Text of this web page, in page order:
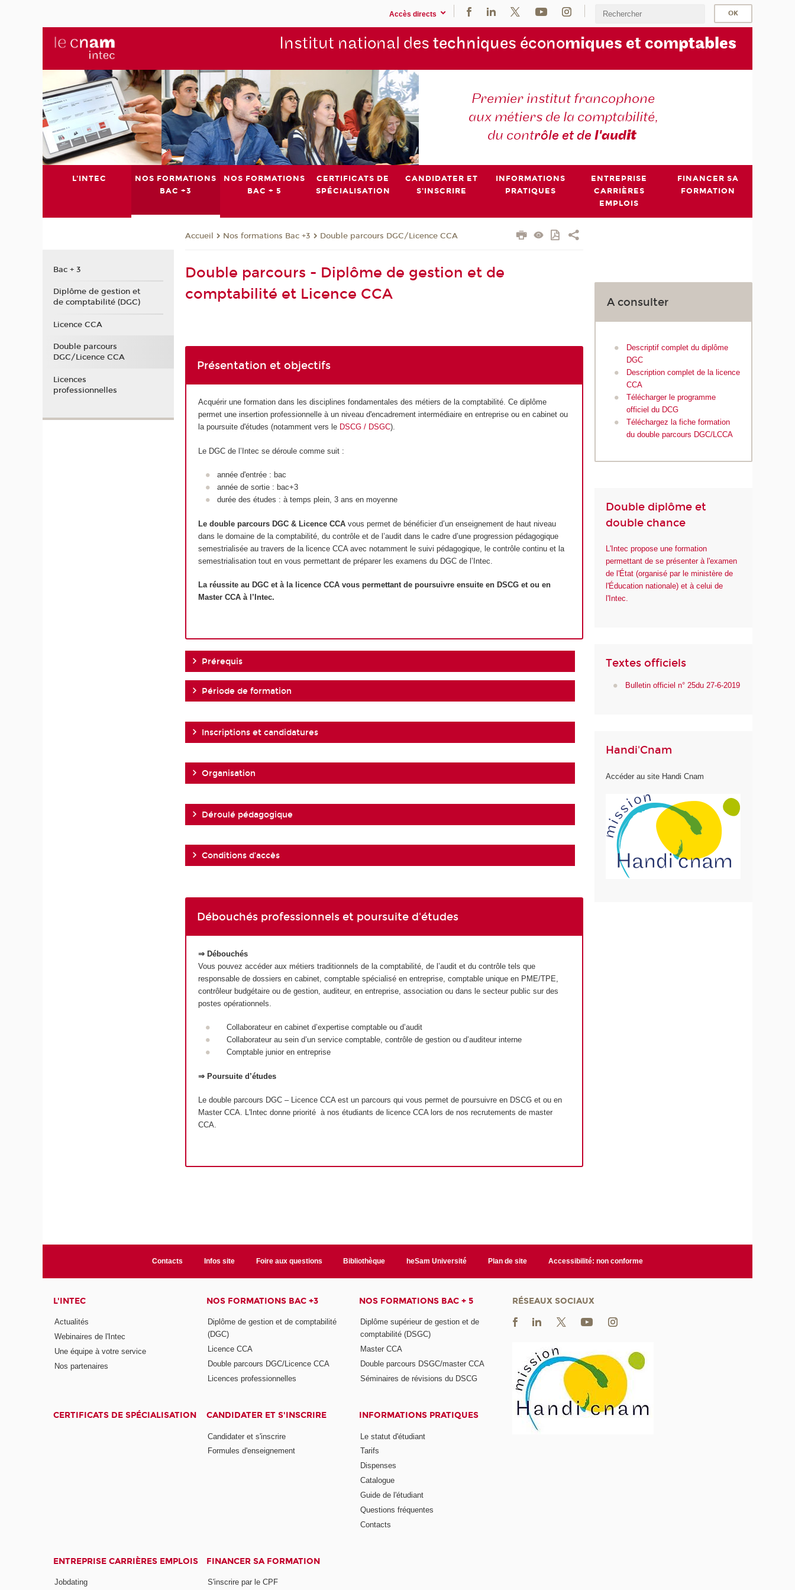
Accès directs
Institut national des techniques économiques et comptables
Premier institut francophone
aux métiers de la comptabilité,
du contrôle et del'audit
L'INTEC
NOS FORMATIONS
BAC +3
NOS FORMATIONS
BAC + 5
CERTIFICATS DE
SPÉCIALISATION
CANDIDATER ET
S'INSCRIRE
INFORMATIONS
PRATIQUES
ENTREPRISE
CARRIÈRES
EMPLOIS
FINANCER SA
FORMATION
Accueil Nos formations Bac +3 Double parcours DGC/Licence CCA
Double parcours - Diplôme de gestion et de
comptabilité et Licence CCA
Présentation et objectifs
Acquérir une formation dans les disciplines fondamentales des métiers de la comptabilité. Ce diplôme
permet une insertion professionnelle à un niveau d'encadrement intermédiaire en entreprise ou en cabinet ou
la poursuite d'études (notamment vers le DSCG / DSGC).
Le DGC de l’Intec se déroule comme suit :
année d'entrée : bac
année de sortie : bac+3
durée des études : à temps plein, 3 ans en moyenne
Le double parcours DGC & Licence CCA vous permet de bénéficier d’un enseignement de haut niveau
dans le domaine de la comptabilité, du contrôle et de l’audit dans le cadre d’une progression pédagogique
semestrialisée au travers de la licence CCA avec notamment le suivi pédagogique, le contrôle continu et la
semestrialisation tout en vous permettant de préparer les examens du DGC de l’Intec.
La réussite au DGC et à la licence CCA vous permettant de poursuivre ensuite en DSCG et ou en
Master CCA à l’Intec.
Prérequis
Période de formation
Inscriptions et candidatures
Organisation
Déroulé pédagogique
Conditions d’accès
Débouchés professionnels et poursuite d'études
⇒ Débouchés
Vous pouvez accéder aux métiers traditionnels de la comptabilité, de l’audit et du contrôle tels que
responsable de dossiers en cabinet, comptable spécialisé en entreprise, comptable unique en PME/TPE,
contrôleur budgétaire ou de gestion, auditeur, en entreprise, association ou dans le secteur public sur des
postes opérationnels.
Collaborateur en cabinet d’expertise comptable ou d’audit
Collaborateur au sein d’un service comptable, contrôle de gestion ou d’auditeur interne
Comptable junior en entreprise
⇒ Poursuite d’études
Le double parcours DGC – Licence CCA est un parcours qui vous permet de poursuivre en DSCG et ou en
Master CCA. L'Intec donne priorité à nos étudiants de licence CCA lors de nos recrutements de master
CCA.
A consulter
Descriptif complet du diplôme
DGC
Description complet de la licence
CCA
Télécharger le programme
officiel du DCG
Téléchargez la fiche formation
du double parcours DGC/LCCA
Double diplôme et
double chance
L'Intec propose une formation
permettant de se présenter à l'examen
de l'État (organisé par le ministère de
l'Éducation nationale) et à celui de
l'Intec.
Textes officiels
Bulletin officiel n° 25du 27-6-2019
Handi'Cnam
Accéder au site Handi Cnam
Bac + 3
Diplôme de gestion et
de comptabilité (DGC)
Licence CCA
Double parcours
DGC/Licence CCA
Licences
professionnelles
Contacts Infos site Foire aux questions Bibliothèque heSam Université Plan de site Accessibilité: non conforme
L'INTEC
Actualités
Webinaires de l'Intec
Une équipe à votre service
Nos partenaires
NOS FORMATIONS BAC +3
Diplôme de gestion et de comptabilité
(DGC)
Licence CCA
Double parcours DGC/Licence CCA
Licences professionnelles
NOS FORMATIONS BAC + 5
Diplôme supérieur de gestion et de
comptabilité (DSGC)
Master CCA
Double parcours DSGC/master CCA
Séminaires de révisions du DSCG
CERTIFICATS DE SPÉCIALISATION CANDIDATER ET S'INSCRIRE
Candidater et s'inscrire
Formules d'enseignement
INFORMATIONS PRATIQUES
Le statut d'étudiant
Tarifs
Dispenses
Catalogue
Guide de l'étudiant
Questions fréquentes
Contacts
ENTREPRISE CARRIÈRES EMPLOIS
Jobdating
FINANCER SA FORMATION
S'inscrire par le CPF
RÉSEAUX SOCIAUX